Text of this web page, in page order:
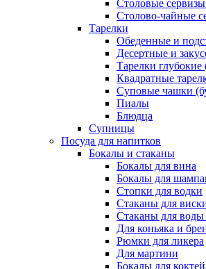
Столовые
Столово-чайные
Тарелки
Обеденные и
Десертные и
Тарелки
Квадратные
Суповые чашки
Пиалы
Блюдца
Супницы
Посуда для напитков
Бокалы и стаканы
Бокалы для вина
Бокалы для
Стопки для водки
Стаканы для
Стаканы для воды
Для коньяка и
Рюмки для ликера
Для мартини
Бокалы для